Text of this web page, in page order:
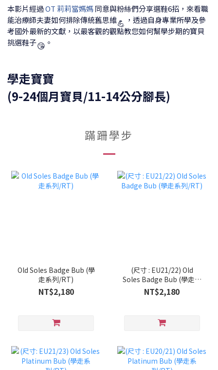
本影片經過OT 莉莉當媽媽同意與粉絲們分享選鞋6招，來看職
能治療師夫妻如何排除傳統舊思維💪 ，透過自身專業所學及參
考國外最新的文獻，以最客觀的觀點教您如何幫學步期的寶貝
挑選鞋子😘 。
學走寶寶
(9-24個月寶貝/11-14公分腳長)
蹣跚學步
Old Soles Badge Bub (學
走系列/RT)
NT$2,180
(尺寸 : EU21/22) Old
Soles Badge Bub (學走系
列/RT)
NT$2,180